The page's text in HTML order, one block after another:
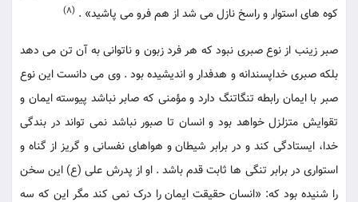
کوه های استوار و راسخ نازل می شد از هم فرو می پاشید» . (8)
صبر زینب از نوع صبری نبود که هر فرد زبون و ناتوانی به آن تن می دهد
بلکه صبری خداپسندانه و هدفدار و اندیشیده بود . وی می دانست این نوع
صبر با ایمان رابطه تنگاتنگ دارد و مؤمنی که صابر نباشد پیوسته ایمان و
تقوایش متزلزل خواهد بود و انسان تا صبور نباشد نمی تواند در بندگی
خدا، ایستادگی کند و در برابر شیطان و هواهای نفسانی و گریز از گناه و
استواری در برابر تنگی ها ثابت قدم باشد . او از پدرش علی (ع) این سخن
را شنیده بود که: «انسان حقیقت ایمان را درک نمی کند مگر این که سه